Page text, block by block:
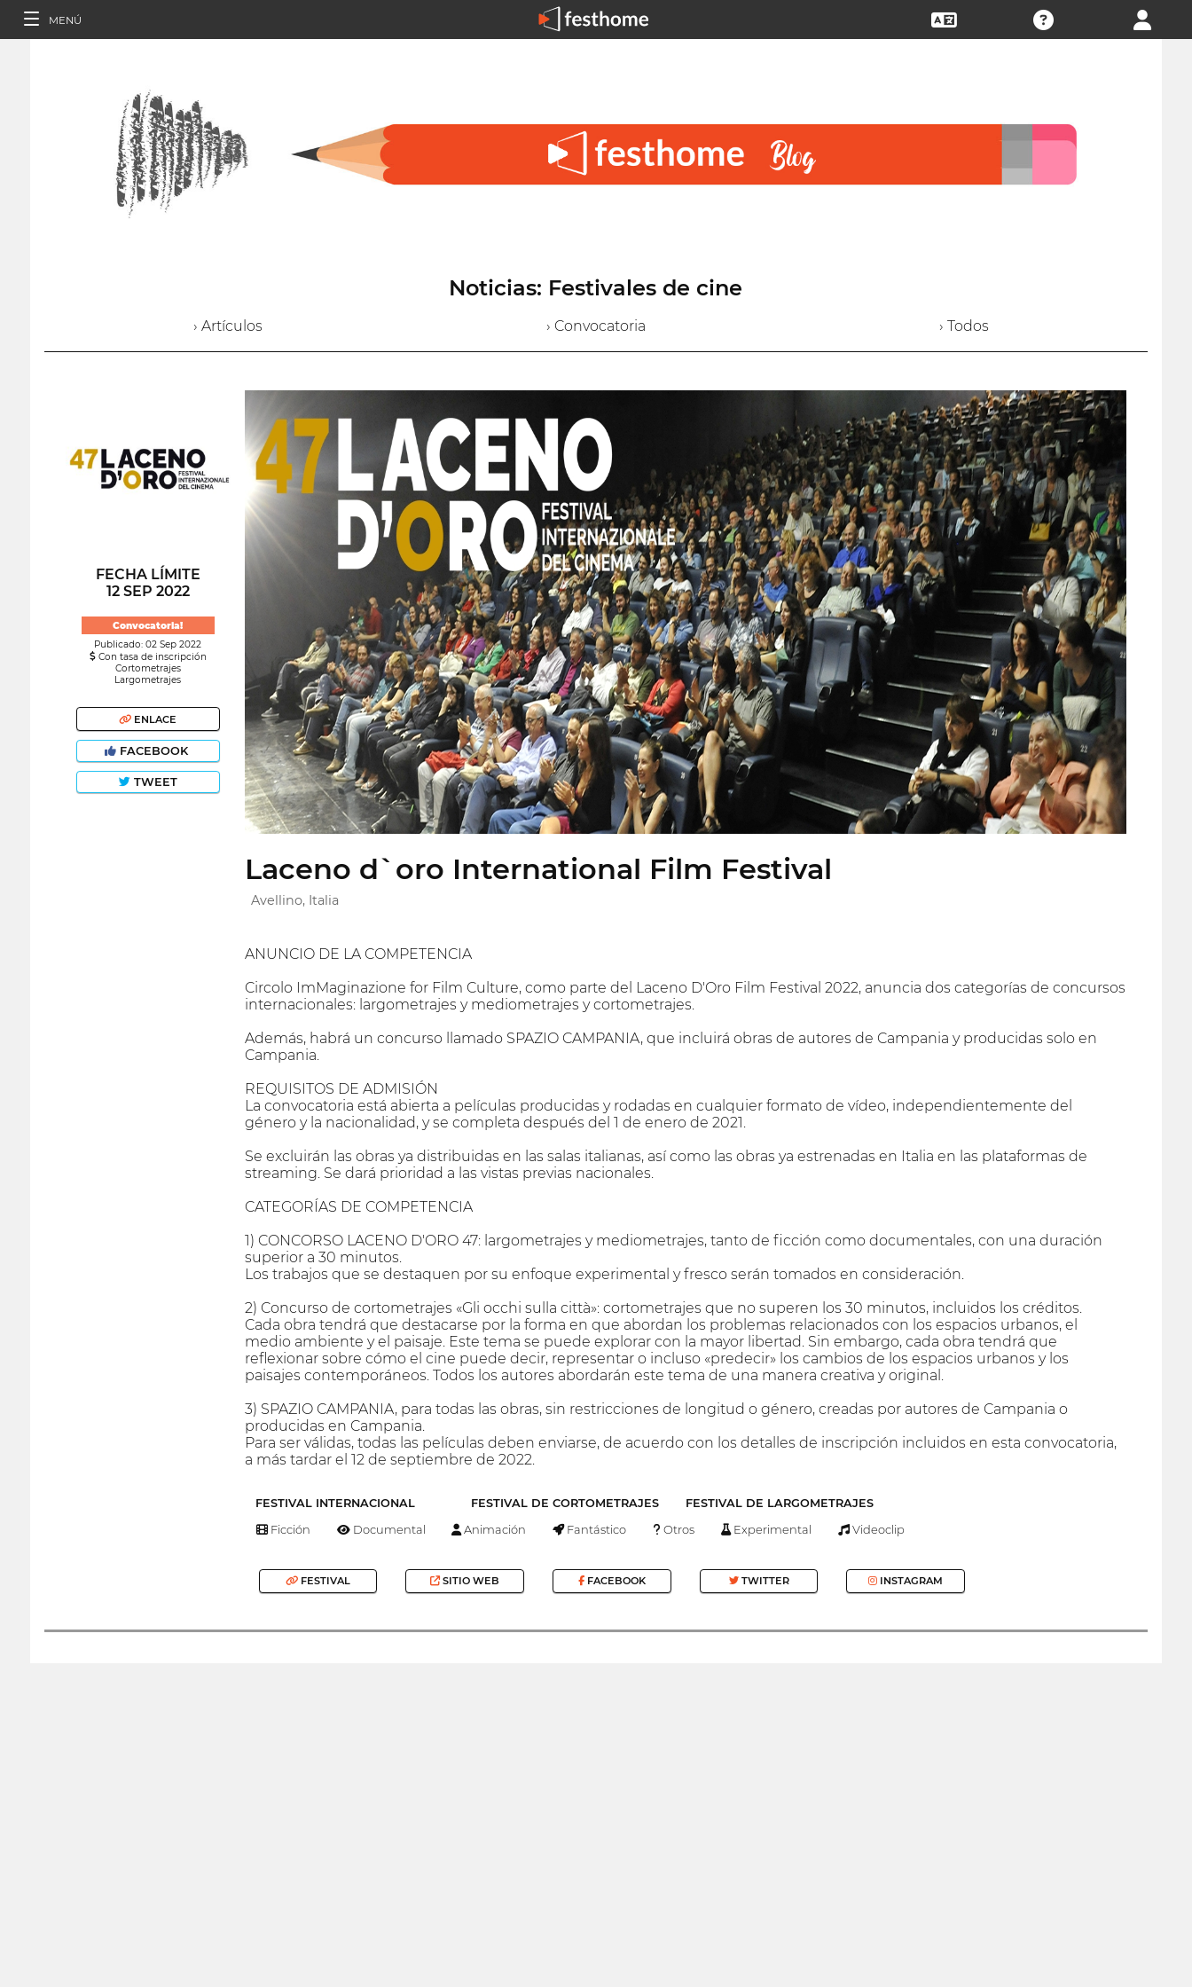
MENÚ
Noticias: Festivales de cine
› Artículos › Convocatoria › Todos
FECHA LÍMITE
12 SEP 2022
Convocatoria!
Publicado: 02 Sep 2022
Con tasa de inscripción
Cortometrajes
Largometrajes
ENLACE
FACEBOOK
TWEET
Laceno d`oro International Film Festival
Avellino, Italia
ANUNCIO DE LA COMPETENCIA
Circolo ImMaginazione for Film Culture, como parte del Laceno D'Oro Film Festival 2022, anuncia dos categorías de concursos
internacionales: largometrajes y mediometrajes y cortometrajes.
Además, habrá un concurso llamado SPAZIO CAMPANIA, que incluirá obras de autores de Campania y producidas solo en
Campania.
REQUISITOS DE ADMISIÓN
La convocatoria está abierta a películas producidas y rodadas en cualquier formato de vídeo, independientemente del
género y la nacionalidad, y se completa después del 1 de enero de 2021.
Se excluirán las obras ya distribuidas en las salas italianas, así como las obras ya estrenadas en Italia en las plataformas de
streaming. Se dará prioridad a las vistas previas nacionales.
CATEGORÍAS DE COMPETENCIA
1) CONCORSO LACENO D'ORO 47: largometrajes y mediometrajes, tanto de ficción como documentales, con una duración
superior a 30 minutos.
Los trabajos que se destaquen por su enfoque experimental y fresco serán tomados en consideración.
2) Concurso de cortometrajes «Gli occhi sulla città»: cortometrajes que no superen los 30 minutos, incluidos los créditos.
Cada obra tendrá que destacarse por la forma en que abordan los problemas relacionados con los espacios urbanos, el
medio ambiente y el paisaje. Este tema se puede explorar con la mayor libertad. Sin embargo, cada obra tendrá que
reflexionar sobre cómo el cine puede decir, representar o incluso «predecir» los cambios de los espacios urbanos y los
paisajes contemporáneos. Todos los autores abordarán este tema de una manera creativa y original.
3) SPAZIO CAMPANIA, para todas las obras, sin restricciones de longitud o género, creadas por autores de Campania o
producidas en Campania.
Para ser válidas, todas las películas deben enviarse, de acuerdo con los detalles de inscripción incluidos en esta convocatoria,
a más tardar el 12 de septiembre de 2022.
FESTIVAL INTERNACIONAL FESTIVAL DE CORTOMETRAJES FESTIVAL DE LARGOMETRAJES
Ficción Documental Animación Fantástico Otros Experimental Videoclip
FESTIVAL SITIO WEB FACEBOOK TWITTER INSTAGRAM